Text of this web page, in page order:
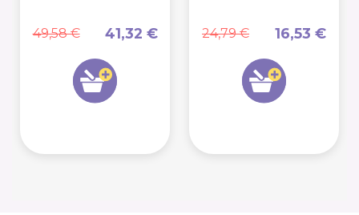
49,58 € 41,32 € 24,79 € 16,53 €